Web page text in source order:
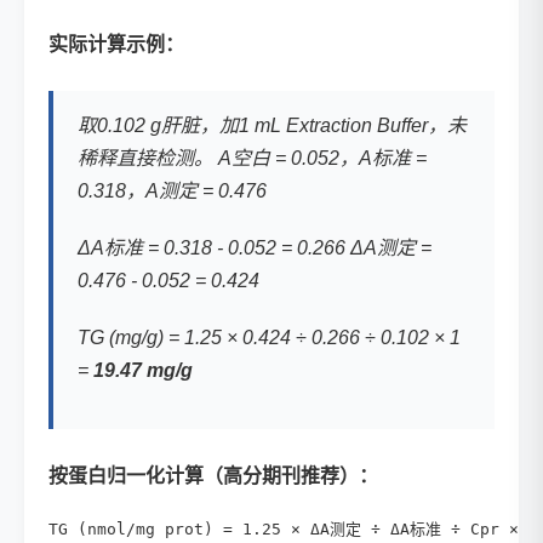
实际计算示例：
取0.102 g肝脏，加1 mL Extraction Buffer，未
稀释直接检测。 A空白 = 0.052，A标准 =
0.318，A测定 = 0.476
ΔA标准 = 0.318 - 0.052 = 0.266 ΔA测定 =
0.476 - 0.052 = 0.424
TG (mg/g) = 1.25 × 0.424 ÷ 0.266 ÷ 0.102 × 1
= 19.47 mg/g
按蛋白归一化计算（高分期刊推荐）：
TG (nmol/mg prot) = 1.25 × ΔA测定 ÷ ΔA标准 ÷ Cpr × n